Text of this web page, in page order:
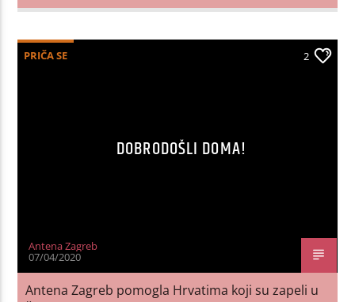
PRIČA SE 2
DOBRODOŠLI DOMA!
Antena Zagreb
07/04/2020
Antena Zagreb pomogla Hrvatima koji su zapeli u